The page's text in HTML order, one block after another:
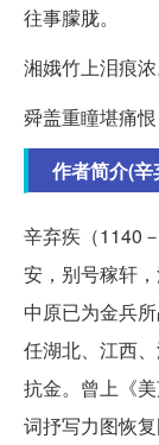
往事朦胧。
湘娥竹上泪痕浓
舜盖重瞳堪痛恨
作者简介(辛
辛弃疾（1140
安，别号稼轩
中原已为金兵
任湖北、江西
抗金。曾上《
词抒写力图恢